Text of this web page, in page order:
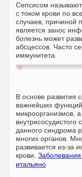
Сепсисом
с током крови по
случаев, причиной
является занос
болезнь может
абсцессов. Часто
иммунитета.
В основе развития
важнейших функций
микроорганизмов,
внутрисосудистого
данного синдрома
многих органов.
развивается из-за
крови.
итальяно